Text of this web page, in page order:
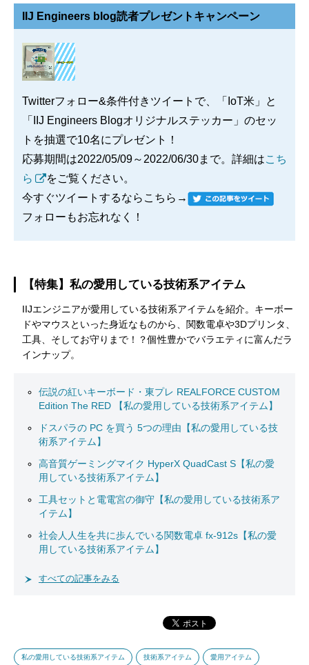
IIJ Engineers blog読者プレゼントキャンペーン
Twitterフォロー&条件付きツイートで、「IoT米」と
「IIJ Engineers Blogオリジナルステッカー」のセッ
トを抽選で10名にプレゼント！
応募期間は2022/05/09～2022/06/30まで。詳細はこち
ら
をご覧ください。
今すぐツイートするならこちら→
フォローもお忘れなく！
【特集】私の愛用している技術系アイテム
IIJエンジニアが愛用している技術系アイテムを紹介。キーボー
ドやマウスといった身近なものから、関数電卓や3Dプリンタ、
工具、そしてお守りまで！？個性豊かでバラエティに富んだラ
インナップ。
伝説の紅いキーボード・東プレ REALFORCE CUSTOM
Edition The RED 【私の愛用している技術系アイテム】
ドスパラの PC を買う 5つの理由【私の愛用している技
術系アイテム】
高音質ゲーミングマイク HyperX QuadCast S【私の愛
用している技術系アイテム】
工具セットと電電宮の御守【私の愛用している技術系ア
イテム】
社会人人生を共に歩んでいる関数電卓 fx-912s【私の愛
用している技術系アイテム】
すべての記事をみる
私の愛用している技術系アイテム 技術系アイテム 愛用アイテム